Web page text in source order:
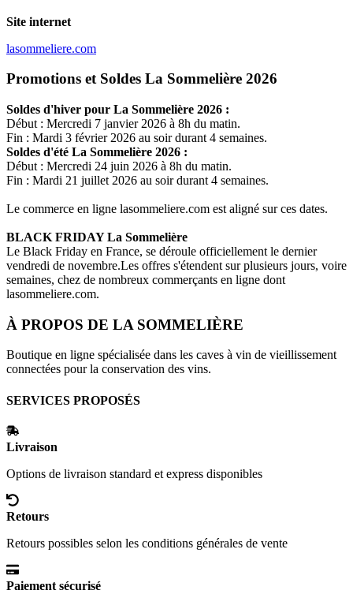
Site internet
lasommeliere.com
Promotions et Soldes La Sommelière 2026
Soldes d'hiver pour La Sommelière 2026 :
Début : Mercredi 7 janvier 2026 à 8h du matin.
Fin : Mardi 3 février 2026 au soir durant 4 semaines.
Soldes d'été La Sommelière 2026 :
Début : Mercredi 24 juin 2026 à 8h du matin.
Fin : Mardi 21 juillet 2026 au soir durant 4 semaines.
Le commerce en ligne lasommeliere.com est aligné sur ces dates.
BLACK FRIDAYLa Sommelière
Le Black Friday en France, se déroule officiellement le dernier
vendredi de novembre.Les offres s'étendent sur plusieurs jours, voire
semaines, chez de nombreux commerçants en ligne dont
lasommeliere.com.
À PROPOS DE LA SOMMELIÈRE
Boutique en ligne spécialisée dans les caves à vin de vieillissement
connectées pour la conservation des vins.
SERVICES PROPOSÉS
Livraison
Options de livraison standard et express disponibles
Retours
Retours possibles selon les conditions générales de vente
Paiement sécurisé